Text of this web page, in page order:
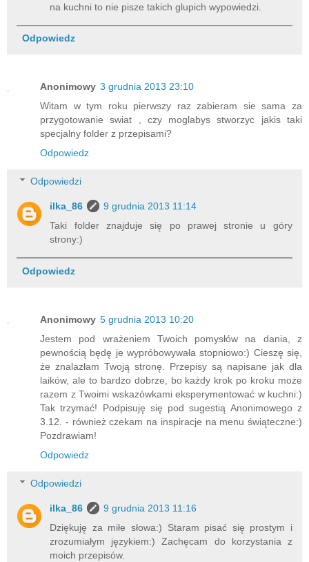
na kuchni to nie pisze takich glupich wypowiedzi.
Odpowiedz
Anonimowy 3 grudnia 2013 23:10
Witam w tym roku pierwszy raz zabieram sie sama za
przygotowanie swiat , czy moglabys stworzyc jakis taki
specjalny folder z przepisami?
Odpowiedz
Odpowiedzi
ilka_86
9 grudnia 2013 11:14
Taki folder znajduje się po prawej stronie u góry
strony:)
Odpowiedz
Anonimowy 5 grudnia 2013 10:20
Jestem pod wrażeniem Twoich pomysłów na dania, z
pewnością będę je wypróbowywała stopniowo:) Cieszę się,
że znalazłam Twoją stronę. Przepisy są napisane jak dla
laików, ale to bardzo dobrze, bo każdy krok po kroku może
razem z Twoimi wskazówkami eksperymentować w kuchni:)
Tak trzymać! Podpisuję się pod sugestią Anonimowego z
3.12. - również czekam na inspiracje na menu świąteczne:)
Pozdrawiam!
Odpowiedz
Odpowiedzi
ilka_86
9 grudnia 2013 11:16
Dziękuję za miłe słowa:) Staram pisać się prostym i
zrozumiałym językiem:) Zachęcam do korzystania z
moich przepisów.